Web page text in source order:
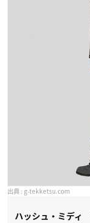
g-tekketsu.com
ハッシュ・ミディ